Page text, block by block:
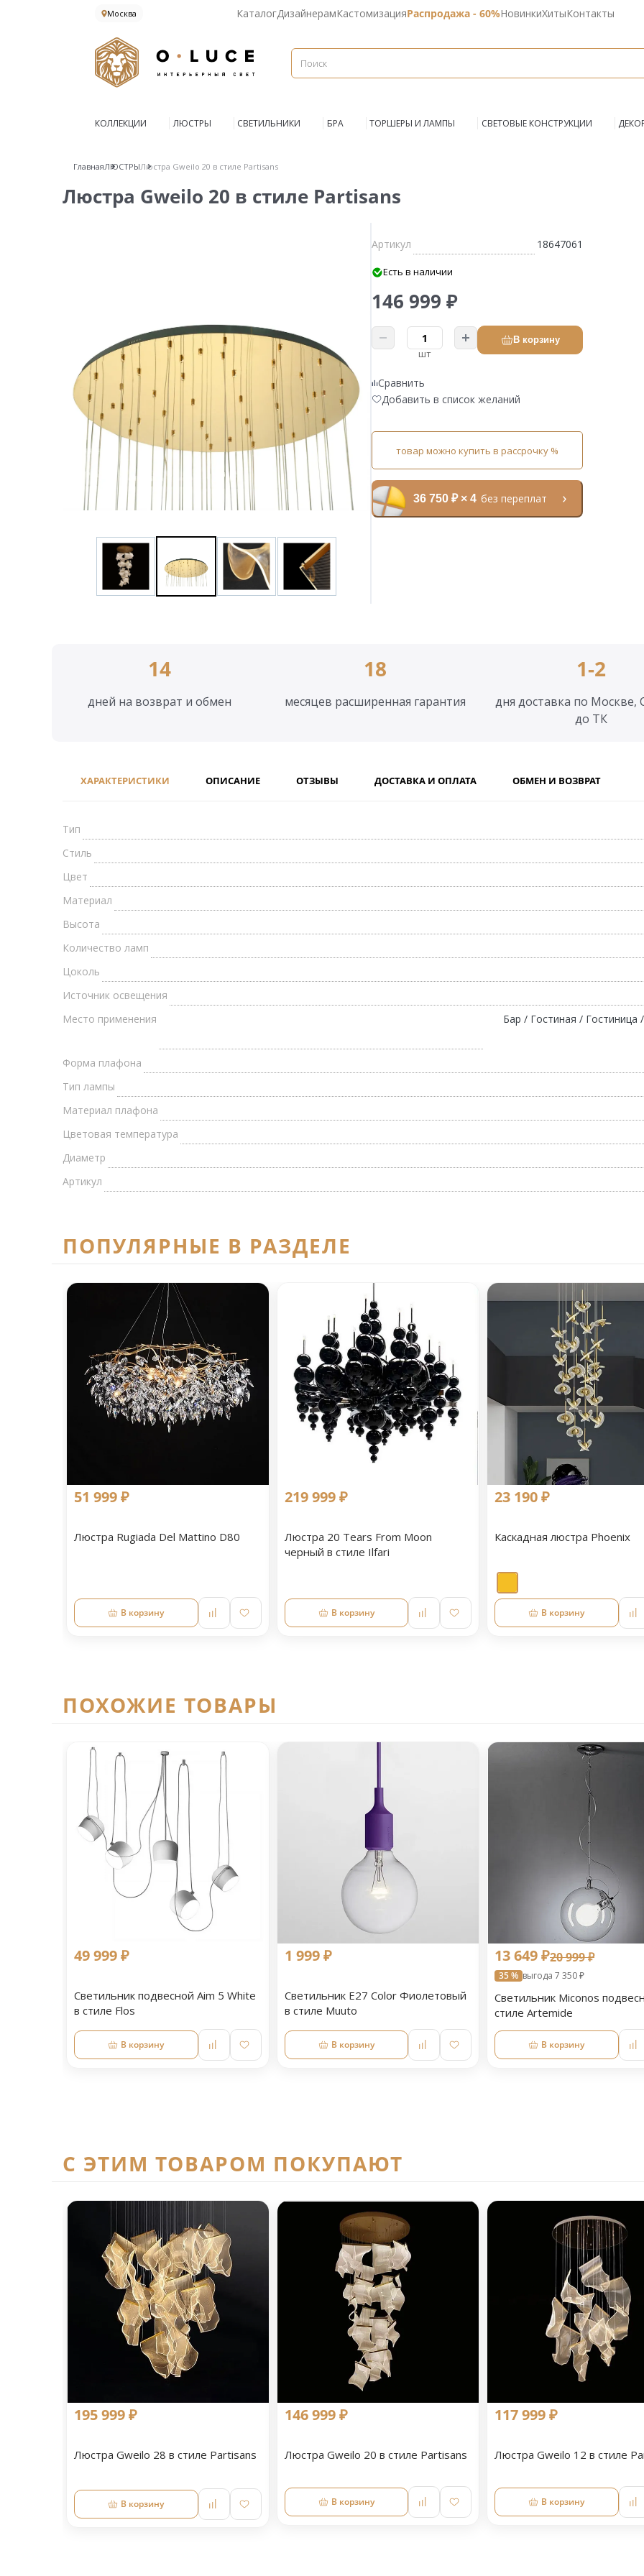
Москва КаталогДизайнерамКастомизацияРаспродажа - 60%НовинкиХитыКонтакты
КОЛЛЕКЦИИ ЛЮСТРЫ СВЕТИЛЬНИКИ БРА ТОРШЕРЫ И ЛАМПЫ СВЕТОВЫЕ КОНСТРУКЦИИ
ГлавнаяЛЮСТРЫЛюстра Gweilo 20 в стиле Partisans
Люстра Gweilo 20 в стиле Partisans
Артикул 18647061
Есть в наличии
146 999 ₽
шт
В корзину
Сравнить
Добавить в список желаний
товар можно купить в рассрочку %
36 750 ₽ × 4 без переплат
14
дней на возврат и обмен
18
месяцев расширенная гарантия
1-2
дня доставка по Москве,
до ТК
ХАРАКТЕРИСТИКИ ОПИСАНИЕ ОТЗЫВЫ ДОСТАВКА И ОПЛАТА ОБМЕН И ВОЗВРАТ
Тип
Стиль
Цвет
Материал
Высота
Количество ламп
Цоколь
Источник освещения
Место применения
Бар / Гостиная /
Форма плафона
Тип лампы
Материал плафона
Цветовая температура
Диаметр
Артикул
ПОПУЛЯРНЫЕ В РАЗДЕЛЕ
51 999 ₽
Люстра Rugiada Del Mattino D80
В корзину
219 999 ₽
Люстра 20 Tears From Moon
черный в стиле Ilfari
В корзину
23 190 ₽
Каскадная люстра Phoenix
В корзину
ПОХОЖИЕ ТОВАРЫ
49 999 ₽
Светильник подвесной Aim 5 White
в стиле Flos
В корзину
1 999 ₽
Светильник E27 Color Фиолетовый
в стиле Muuto
В корзину
13 649 ₽20 999 ₽
35 % выгода 7 350 ₽
Светильник Miconos
стиле Artemide
В корзину
C ЭТИМ ТОВАРОМ ПОКУПАЮТ
195 999 ₽
Люстра Gweilo 28 в стиле Partisans
В корзину
146 999 ₽
Люстра Gweilo 20 в стиле Partisans
В корзину
117 999 ₽
Люстра Gweilo 12 в стиле
В корзину